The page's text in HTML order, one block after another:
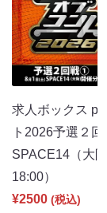
求人ボックス
ト2026予選２
SPACE14（大
18:00）
¥2500 (税込)